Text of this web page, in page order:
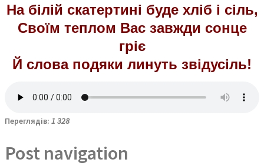
На білій скатертині буде хліб і сіль,
Своїм теплом Вас завжди сонце
гріє
Й слова подяки линуть звідусіль!
Переглядів: 1 328
Post navigation